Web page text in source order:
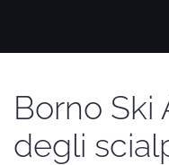
Borno Ski
degli